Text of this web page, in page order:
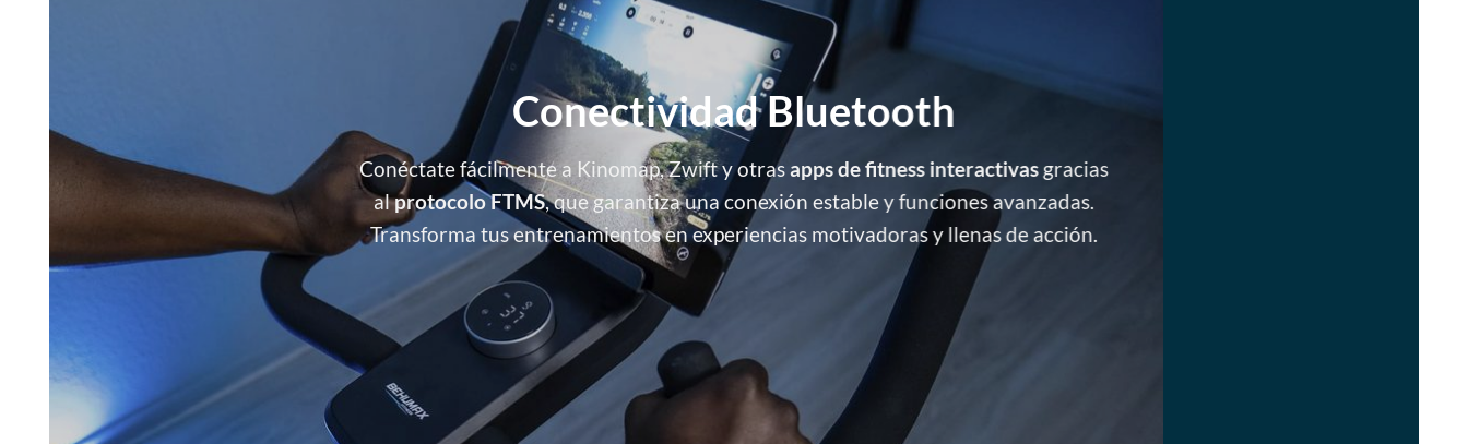
Conectividad Bluetooth
Conéctate fácilmente a Kinomap, Zwift y otrasapps de fitness interactivasgracias
alprotocolo FTMS, que garantiza una conexión estable y funciones avanzadas.
Transforma tus entrenamientos en experiencias motivadoras y llenas de acción.